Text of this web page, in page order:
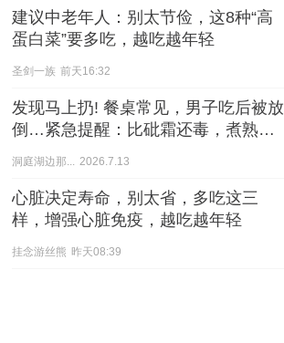
建议中老年人：别太节俭，这8种“高
蛋白菜”要多吃，越吃越年轻
圣剑一族 前天16:32
发现马上扔! 餐桌常见，男子吃后被放
倒…紧急提醒：比砒霜还毒，煮熟也
没用
洞庭湖边那... 2026.7.13
心脏决定寿命，别太省，多吃这三
样，增强心脏免疫，越吃越年轻
挂念游丝熊 昨天08:39